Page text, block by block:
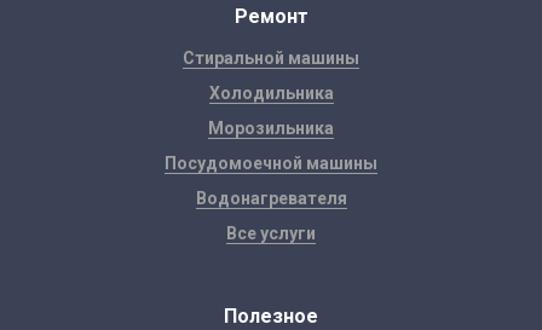
Ремонт
Стиральной машины
Холодильника
Морозильника
Посудомоечной машины
Водонагревателя
Все услуги
Полезное